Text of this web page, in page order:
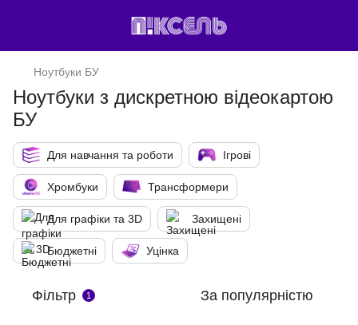
Ноутбуки БУ
Ноутбуки з дискретною відеокартою
БУ
Для навчання та роботи Ігрові
Хромбуки Трансформери
Для графіки та 3D Захищені
Бюджетні Уцінка
Фільтр 1 За популярністю